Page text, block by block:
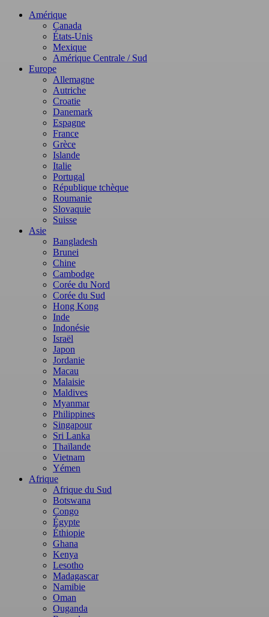
Amérique
Canada
États-Unis
Mexique
Amérique Centrale / Sud
Europe
Allemagne
Autriche
Croatie
Danemark
Espagne
France
Grèce
Islande
Italie
Portugal
République tchèque
Roumanie
Slovaquie
Suisse
Asie
Bangladesh
Brunei
Chine
Cambodge
Corée du Nord
Corée du Sud
Hong Kong
Inde
Indonésie
Israël
Japon
Jordanie
Macau
Malaisie
Maldives
Myanmar
Philippines
Singapour
Sri Lanka
Thaïlande
Vietnam
Yémen
Afrique
Afrique du Sud
Botswana
Congo
Égypte
Éthiopie
Ghana
Kenya
Lesotho
Madagascar
Namibie
Oman
Ouganda